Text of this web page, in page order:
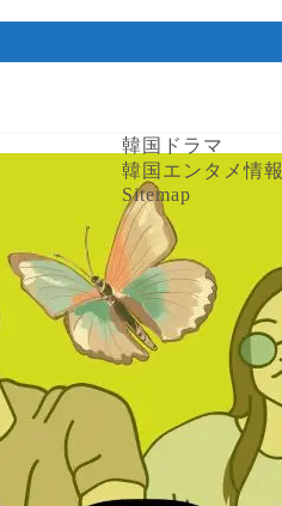
韓国ドラマ
韓国エンタメ情報
Sitemap